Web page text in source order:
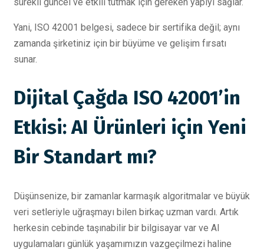
Yani, ISO 42001 belgesi, sadece bir sertifika değil; aynı
zamanda şirketiniz için bir büyüme ve gelişim fırsatı
sunar.
Dijital Çağda ISO 42001’in
Etkisi: AI Ürünleri için Yeni
Bir Standart mı?
Düşünsenize, bir zamanlar karmaşık algoritmalar ve büyük
veri setleriyle uğraşmayı bilen birkaç uzman vardı. Artık
herkesin cebinde taşınabilir bir bilgisayar var ve AI
uygulamaları günlük yaşamımızın vazgeçilmezi haline